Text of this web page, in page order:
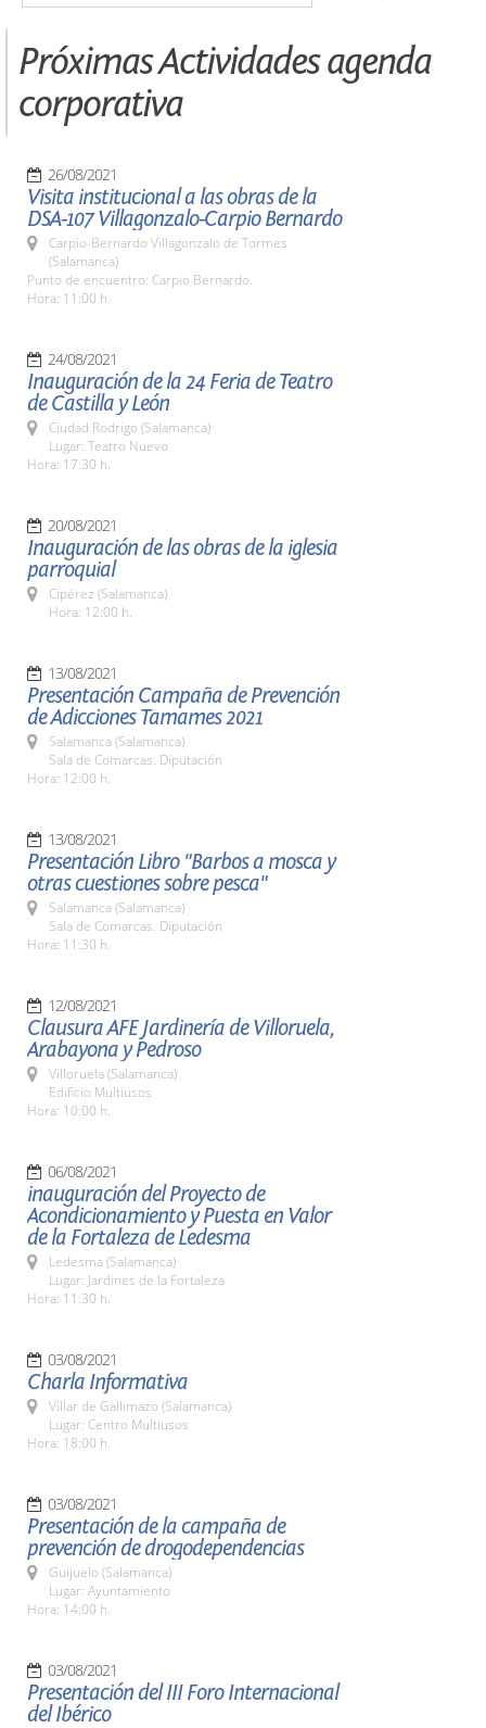
Próximas Actividades agenda
corporativa
26/08/2021
Visita institucional a las obras de la
DSA-107 Villagonzalo-Carpio Bernardo
Carpio-Bernardo Villagonzalo de Tormes
(Salamanca)
Punto de encuentro: Carpio Bernardo.
Hora: 11:00 h.
24/08/2021
Inauguración de la 24 Feria de Teatro
de Castilla y León
Ciudad Rodrigo (Salamanca)
Lugar: Teatro Nuevo
Hora: 17:30 h.
20/08/2021
Inauguración de las obras de la iglesia
parroquial
Cipérez (Salamanca)
Hora: 12:00 h.
13/08/2021
Presentación Campaña de Prevención
de Adicciones Tamames 2021
Salamanca (Salamanca)
Sala de Comarcas. Diputación
Hora: 12:00 h.
13/08/2021
Presentación Libro "Barbos a mosca y
otras cuestiones sobre pesca"
Salamanca (Salamanca)
Sala de Comarcas. Diputación
Hora: 11:30 h.
12/08/2021
Clausura AFE Jardinería de Villoruela,
Arabayona y Pedroso
Villoruela (Salamanca)
Edificio Multiusos
Hora: 10:00 h.
06/08/2021
inauguración del Proyecto de
Acondicionamiento y Puesta en Valor
de la Fortaleza de Ledesma
Ledesma (Salamanca)
Lugar: Jardines de la Fortaleza
Hora: 11:30 h.
03/08/2021
Charla Informativa
Villar de Gallimazo (Salamanca)
Lugar: Centro Multiusos
Hora: 18:00 h.
03/08/2021
Presentación de la campaña de
prevención de drogodependencias
Guijuelo (Salamanca)
Lugar: Ayuntamiento
Hora: 14:00 h.
03/08/2021
Presentación del III Foro Internacional
del Ibérico